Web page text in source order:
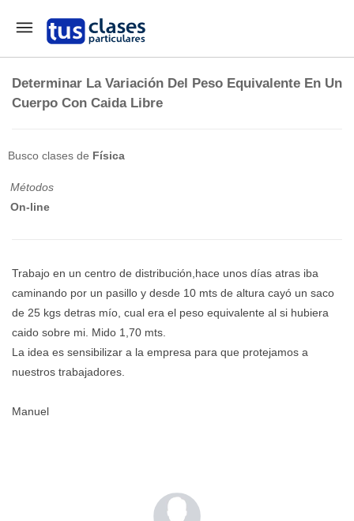
Determinar La Variación Del Peso Equivalente En Un
Cuerpo Con Caida Libre
Busco clases de Física
Métodos
On-line
Trabajo en un centro de distribución,hace unos días atras iba
caminando por un pasillo y desde 10 mts de altura cayó un saco
de 25 kgs detras mío, cual era el peso equivalente al si hubiera
caido sobre mi. Mido 1,70 mts.
La idea es sensibilizar a la empresa para que protejamos a
nuestros trabajadores.
Manuel